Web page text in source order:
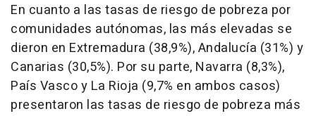
En cuanto a las tasas de riesgo de pobreza por
comunidades autónomas, las más elevadas se
dieron en Extremadura (38,9%), Andalucía (31%) y
Canarias (30,5%). Por su parte, Navarra (8,3%),
País Vasco y La Rioja (9,7% en ambos casos)
presentaron las tasas de riesgo de pobreza más